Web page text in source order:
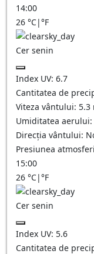
14:00
26 °C|°F
Cer senin
Index UV: 6.7
Cantitatea de
Viteza vântului: 5.3
Umiditatea aerului:
Direcția vântului:
Presiunea
15:00
26 °C|°F
Cer senin
Index UV: 5.6
Cantitatea de